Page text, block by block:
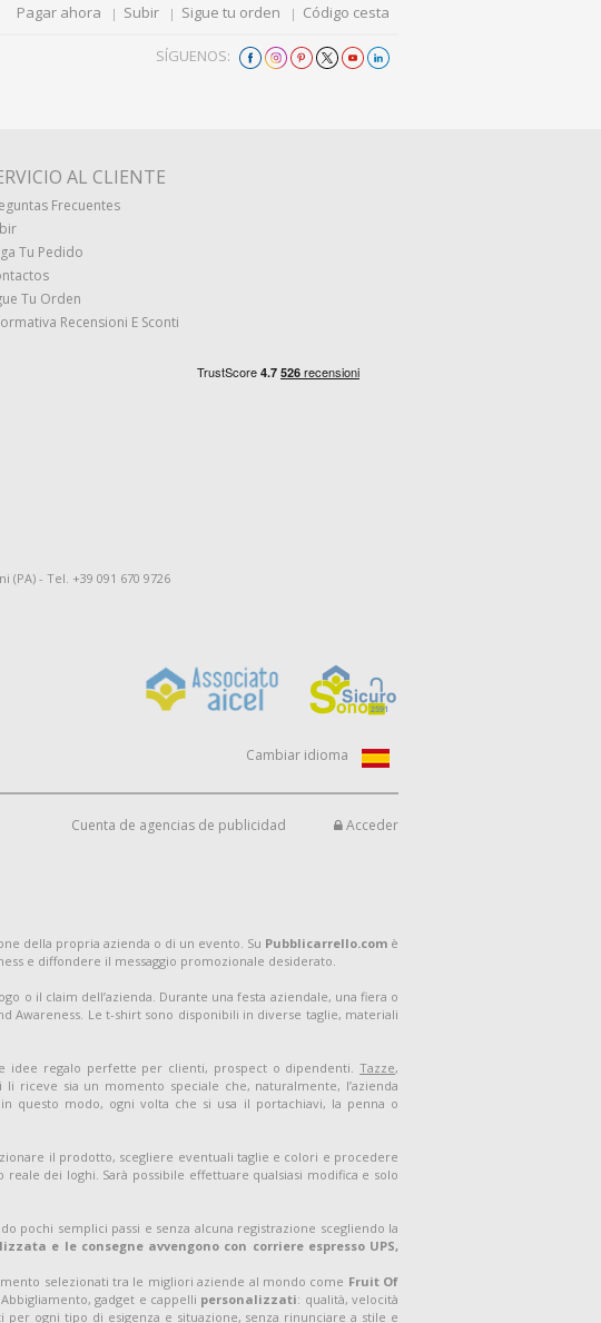
Pagar ahora Subir Sigue tu orden Código cesta
SÍGUENOS:
AL CLIENTE
Frecuentes
Tu Pedido
Tu Orden
Recensioni E Sconti
- Tel. +39 091 670 9726
Cambiar idioma
Cuenta de agencias de publicidad Acceder
della propria azienda o di un evento. Su Pubblicarrello.comè
e diffondere il messaggio promozionale desiderato.
o il claim dell’azienda. Durante una festa aziendale, una fiera o
Awareness. Le t-shirt sono disponibili in diverse taglie, materiali
idee regalo perfette per clienti, prospect o dipendenti. Tazze,
sia un momento speciale che, naturalmente, l’azienda
questo modo, ogni volta che si usa il portachiavi, la penna o
il prodotto, scegliere eventuali taglie e colori e procedere
dei loghi. Sarà possibile effettuare qualsiasi modifica e solo
pochi semplici passi e senza alcuna registrazione scegliendo la
e le consegne avvengono con corriere espresso UPS,
selezionati tra le migliori aziende al mondo come Fruit Of
gadget e cappelli personalizzati: qualità, velocità
ogni tipo di esigenza e situazione, senza rinunciare a stile e